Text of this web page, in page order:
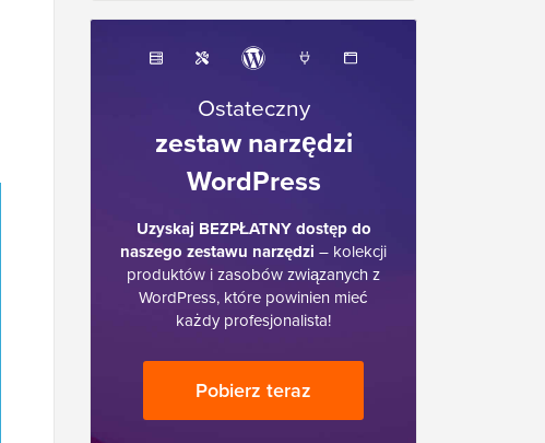
Ostateczny
zestaw narzędzi
WordPress
Uzyskaj BEZPŁATNY dostęp do
naszego zestawu narzędzi – kolekcji
produktów i zasobów związanych z
WordPress, które powinien mieć
każdy profesjonalista!
Pobierz teraz